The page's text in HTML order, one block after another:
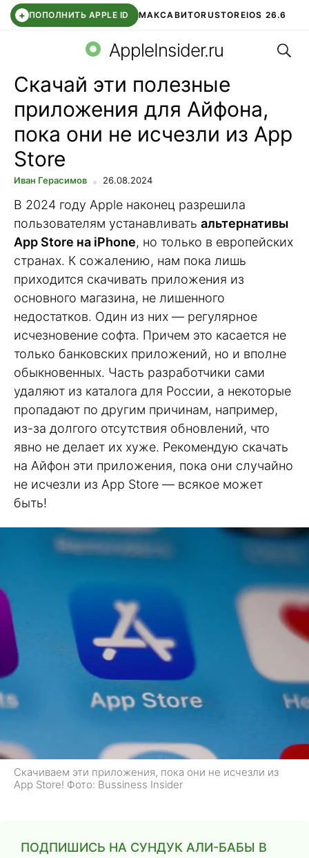
+ ПОПОЛНИТЬ APPLE ID МАКСАВИТОRUSTOREIOS 26.6
СБЕР КИДС ВТБ ОНЛАЙН ЧАТ В ROBLOX
AppleInsider.ru
Скачай эти полезные
приложения для Айфона,
пока они не исчезли из App
Store
Иван Герасимов 26.08.2024
В 2024 году Apple наконец разрешила
пользователям устанавливать альтернативы
App Store на iPhone, но только в европейских
странах. К сожалению, нам пока лишь
приходится скачивать приложения из
основного магазина, не лишенного
недостатков. Один из них — регулярное
исчезновение софта. Причем это касается не
только банковских приложений, но и вполне
обыкновенных. Часть разработчики сами
удаляют из каталога для России, а некоторые
пропадают по другим причинам, например,
из-за долгого отсутствия обновлений, что
явно не делает их хуже. Рекомендую скачать
на Айфон эти приложения, пока они случайно
не исчезли из App Store — всякое может
быть!
Скачиваем эти приложения, пока они не исчезли из
App Store! Фото: Bussiness Insider
ПОДПИШИСЬ НА СУНДУК АЛИ-БАБЫ В